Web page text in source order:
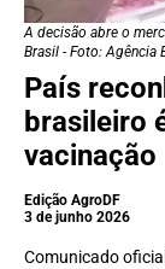
A decisão abre o
Brasil - Foto: Agência
País
brasileiro
vacinação
Edição AgroDF
3 de junho 2026
Comunicado